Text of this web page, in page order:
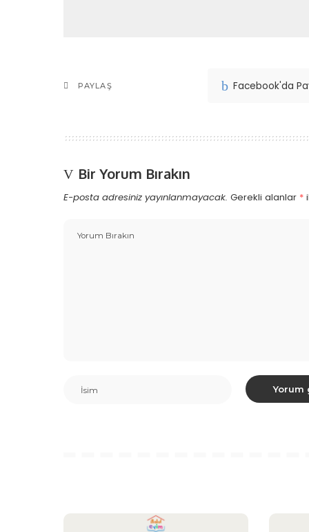
PAYLAŞ Facebook'da
Bir Yorum Bırakın
E-posta adresiniz yayınlanmayacak. Gerekli alanlar *